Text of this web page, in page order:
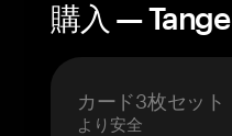
購入 —
カード3枚セット
より安全